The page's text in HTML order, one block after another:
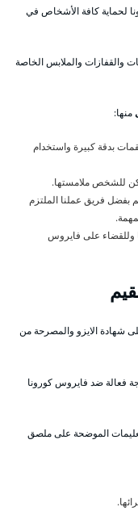
لحماية كافة الأشخاص في
والقفازات والملابس الخاصة
منها:
بدقة كبيرة واستخدام
للشخص ملامستها.
بفضل فريق عملنا الملتزم
وللقضاء على فايروس
شهادة الايزو والمصرحة من
فعالة ضد فايروس كورونا
الموضحة على ملصق